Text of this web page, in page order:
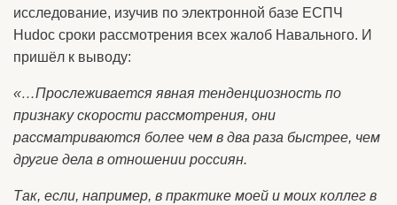
исследование, изучив по электронной базе ЕСПЧ
Hudoc сроки рассмотрения всех жалоб Навального. И
пришёл к выводу:
«…Прослеживается явная тенденциозность по
признаку скорости рассмотрения, они
рассматриваются более чем в два раза быстрее, чем
другие дела в отношении россиян.
Так, если, например, в практике моей и моих коллег в